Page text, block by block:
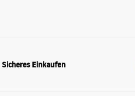
Sicheres Einkaufen